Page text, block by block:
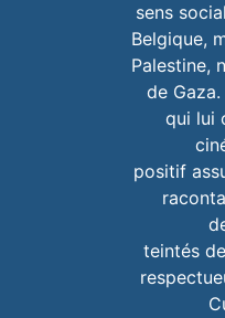
sens
Belgique,
Palestine,
de
qui lui
positif
teintés